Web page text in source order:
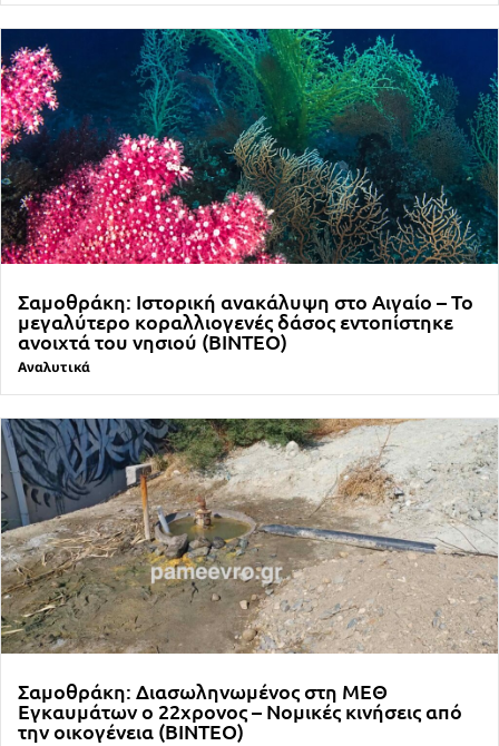
Σαμοθράκη: Ιστορική ανακάλυψη στο Αιγαίο – Το
μεγαλύτερο κοραλλιογενές δάσος εντοπίστηκε
ανοιχτά του νησιού (ΒΙΝΤΕΟ)
Αναλυτικά
Σαμοθράκη: Διασωληνωμένος στη ΜΕΘ
Εγκαυμάτων ο 22χρονος – Νομικές κινήσεις από
την οικογένεια (ΒΙΝΤΕΟ)